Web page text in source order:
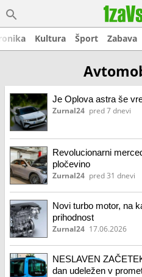
Kultura Šport Zabava
Je Oplova astra še
Zurnal24 pred 7 dnevi
Revolucionarni
pločevino
Zurnal24 pred 31 dnevi
Novi turbo motor, na
prihodnost
Zurnal24 17.06.2026
NESLAVEN
dan udeležen v